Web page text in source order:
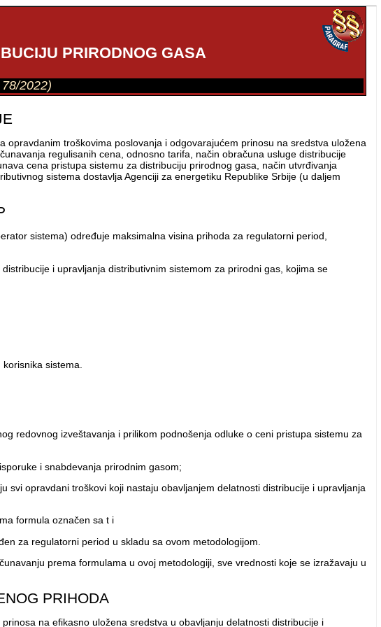
PRIRODNOG GASA
2022)
troškovima poslovanja i odgovarajućem prinosu na sredstva uložena
regulisanih cena, odnosno tarifa, način obračuna usluge distribucije
cena pristupa sistemu za distribuciju prirodnog gasa, način utvrđivanja
sistema dostavlja Agenciji za energetiku Republike Srbije (u daljem
sistema) određuje maksimalna visina prihoda za regulatorni period,
i upravljanja distributivnim sistemom za prirodni gas, kojima se
sistema.
redovnog izveštavanja i prilikom podnošenja odluke o ceni pristupa sistemu za
i snabdevanja prirodnim gasom;
opravdani troškovi koji nastaju obavljanjem delatnosti distribucije i upravljanja
formula označen sa t i
za regulatorni period u skladu sa ovom metodologijom.
prema formulama u ovoj metodologiji, sve vrednosti koje se izražavaju u
PRIHODA
na efikasno uložena sredstva u obavljanju delatnosti distribucije i